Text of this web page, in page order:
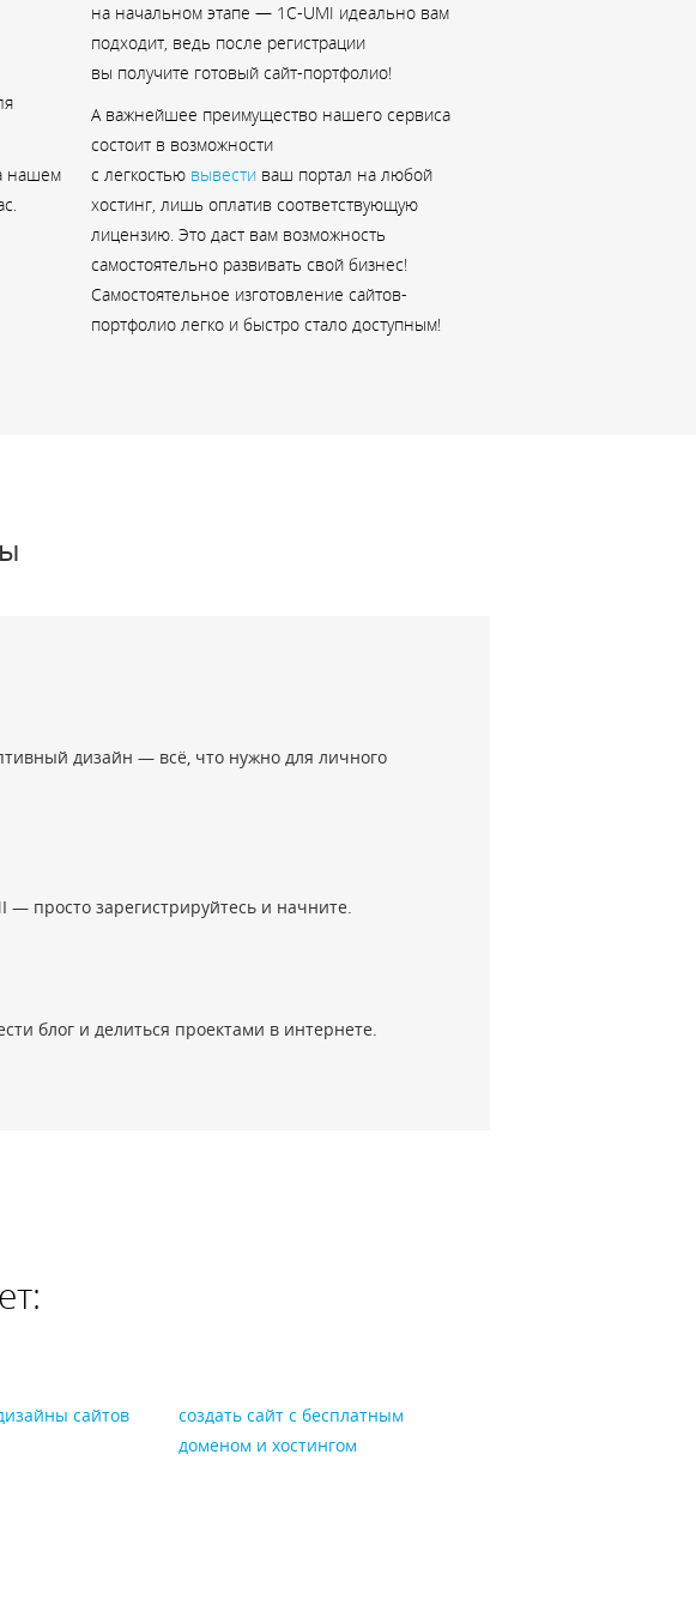
нашем
на начальном этапе — 1C-UMI идеально вам
подходит, ведь после регистрации
вы получите готовый сайт-портфолио!
А важнейшее преимущество нашего сервиса
состоит в возможности
с легкостью вывестиваш портал на любой
хостинг, лишь оплатив соответствующую
лицензию. Это даст вам возможность
самостоятельно развивать свой бизнес!
Самостоятельное изготовление сайтов-
портфолио легко и быстро стало доступным!
дизайн — всё, что нужно для личного
— просто зарегистрируйтесь и начните.
блог и делиться проектами в интернете.
сайтов
создать сайт с бесплатным
доменом и хостингом